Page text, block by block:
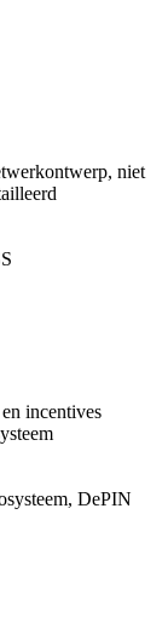
niet
incentives
DePIN